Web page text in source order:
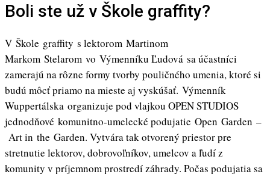
Boli ste už v Škole graffity?
V Škole graffity s lektorom Martinom
Markom Stelarom vo Výmenníku Ľudová sa účastníci
zamerajú na rôzne formy tvorby pouličného umenia, ktoré si
budú môcť priamo na mieste aj vyskúšať. Výmenník
Wuppertálska organizuje pod vlajkou OPEN STUDIOS
jednodňové komunitno-umelecké podujatie Open Garden –
Art in the Garden. Vytvára tak otvorený priestor pre
stretnutie lektorov, dobrovoľníkov, umelcov a ľudí z
komunity v príjemnom prostredí záhrady. Počas podujatia sa